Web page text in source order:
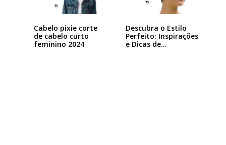
Cabelo pixie corte
de cabelo curto
feminino 2024
Descubra o Estilo
Perfeito: Inspirações
e Dicas de…